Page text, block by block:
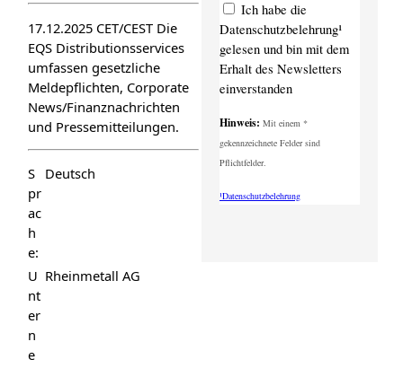
17.12.2025 CET/CEST Die
EQS Distributionsservices
umfassen gesetzliche
Meldepflichten, Corporate
News/Finanznachrichten
und Pressemitteilungen.
S
pr
ac
h
e:
Deutsch
U
nt
er
n
e
Rheinmetall AG
Ich habe die
Datenschutzbelehrung¹
gelesen und bin mit dem
Erhalt des Newsletters
einverstanden
Hinweis: Mit einem *
gekennzeichnete Felder sind
Pflichtfelder.
¹Datenschutzbelehrung